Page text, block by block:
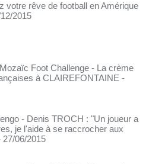
votre rêve de football en Amérique
2015
Foot Challenge - La crème
à CLAIREFONTAINE -
- Denis TROCH : "Un joueur a
je l'aide à se raccrocher aux
27/06/2015